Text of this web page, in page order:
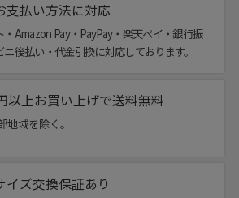
支払い方法に対応
・Amazon Pay・PayPay・楽天ペイ・銀行振
ニ後払い・代金引換に対応しております。
以上お買い上げで送料無料
地域を除く。
イズ交換保証あり